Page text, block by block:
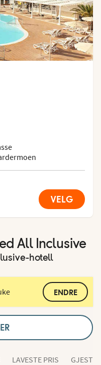
VELG
All Inclusive
hotell
ENDRE
LAVESTE PRIS